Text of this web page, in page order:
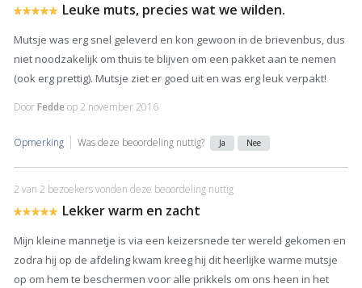
Leuke muts, precies wat we wilden.
Mutsje was erg snel geleverd en kon gewoon in de brievenbus, dus
niet noodzakelijk om thuis te blijven om een pakket aan te nemen
(ook erg prettig). Mutsje ziet er goed uit en was erg leuk verpakt!
DoorFedde op 2 november 2016
Opmerking Was deze beoordeling nuttig? Ja Nee
2 van 2 bezoekers vonden deze beoordeling nuttig
Lekker warm en zacht
Mijn kleine mannetje is via een keizersnede ter wereld gekomen en
zodra hij op de afdeling kwam kreeg hij dit heerlijke warme mutsje
op om hem te beschermen voor alle prikkels om ons heen in het